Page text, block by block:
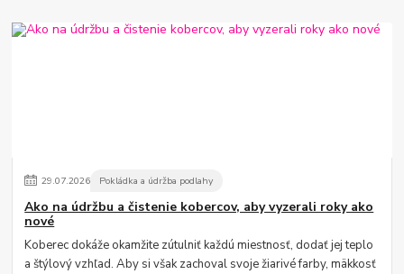
29.07.2026 Pokládka a údržba podlahy
Ako na údržbu a čistenie kobercov, aby vyzerali roky ako
nové
Koberec dokáže okamžite zútulniť každú miestnosť, dodať jej teplo
a štýlový vzhľad. Aby si však zachoval svoje žiarivé farby, mäkkosť